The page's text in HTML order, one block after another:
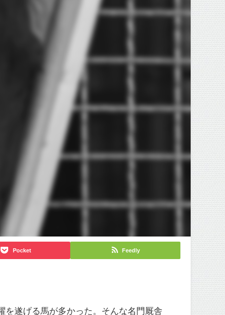
Pocket Feedly
を遂げる馬が多かった。そんな名門厩舎